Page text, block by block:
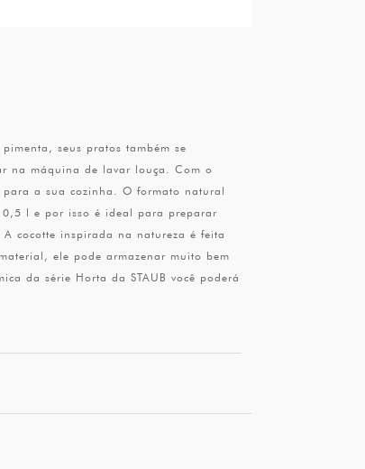
seus pratos também se
na máquina de lavar louça. Com o
a sua cozinha. O formato natural
0,5 l e por isso é ideal para preparar
cocotte inspirada na natureza é feita
ele pode armazenar muito bem
da série Horta da STAUB você poderá